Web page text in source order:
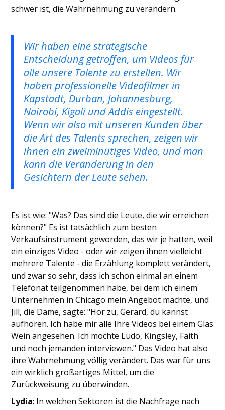
schwer ist, die Wahrnehmung zu verändern.
Wir haben eine strategische
Entscheidung getroffen, um Videos für
alle unsere Talente zu erstellen. Wir
haben professionelle Videofilmer in
Kapstadt, Durban, Johannesburg,
Nairobi, Kigali und Addis eingestellt.
Wenn wir also mit unseren Kunden über
die Art des Talents sprechen, zeigen wir
ihnen ein zweiminütiges Video, und man
kann die Veränderung in den
Gesichtern der Leute sehen.
Es ist wie: "Was? Das sind die Leute, die wir erreichen
können?" Es ist tatsächlich zum besten
Verkaufsinstrument geworden, das wir je hatten, weil
ein einziges Video - oder wir zeigen ihnen vielleicht
mehrere Talente - die Erzählung komplett verändert,
und zwar so sehr, dass ich schon einmal an einem
Telefonat teilgenommen habe, bei dem ich einem
Unternehmen in Chicago mein Angebot machte, und
Jill, die Dame, sagte: "Hör zu, Gerard, du kannst
aufhören. Ich habe mir alle Ihre Videos bei einem Glas
Wein angesehen. Ich möchte Ludo, Kingsley, Faith
und noch jemanden interviewen." Das Video hat also
ihre Wahrnehmung völlig verändert. Das war für uns
ein wirklich großartiges Mittel, um die
Zurückweisung zu überwinden.
Lydia: In welchen Sektoren ist die Nachfrage nach